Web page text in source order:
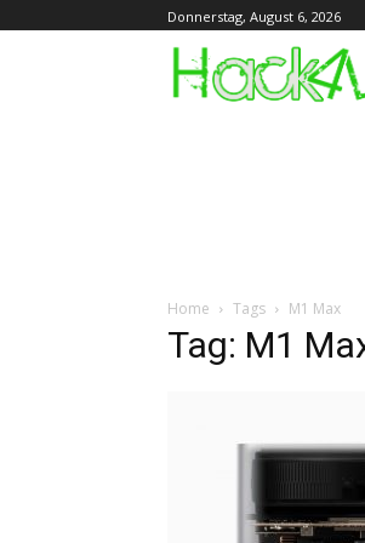
Donnerstag, August 6, 2026
Home Tags M1 Max
Tag: M1